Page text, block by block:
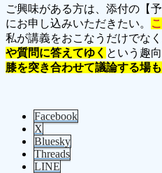
ご興味がある方は、添付の【
にお申し込みいただきたい。
私が講義をおこなうだけでなく
や質問に答えてゆく という趣
膝を突き合わせて議論する場
Facebook
X
Bluesky
Threads
LINE